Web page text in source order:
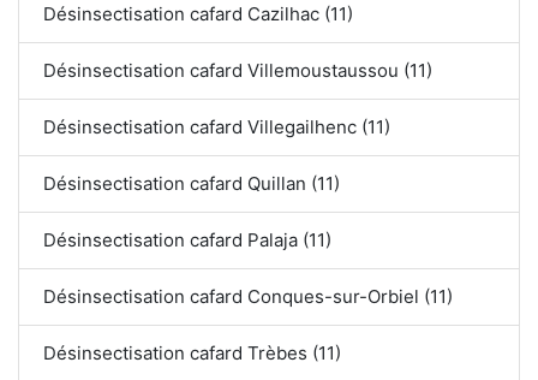
Désinsectisation cafard Cazilhac (11)
Désinsectisation cafard Villemoustaussou (11)
Désinsectisation cafard Villegailhenc (11)
Désinsectisation cafard Quillan (11)
Désinsectisation cafard Palaja (11)
Désinsectisation cafard Conques-sur-Orbiel (11)
Désinsectisation cafard Trèbes (11)